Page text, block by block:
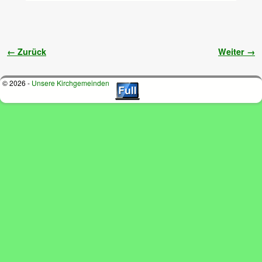
Bilder-Navigation
← Zurück Weiter →
© 2026 - Unsere Kirchgemeinden